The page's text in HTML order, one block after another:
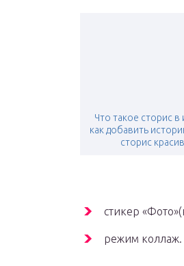
Что такое сторис в
как добавить
сторис
стикер
режим коллаж.